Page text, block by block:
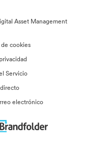
Asset Management
cookies
Servicio
electrónico